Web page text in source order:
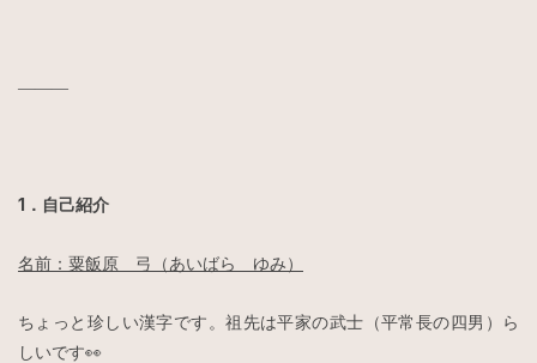
―――
1．自己紹介
名前：粟飯原 弓（あいばら ゆみ）
ちょっと珍しい漢字です。祖先は平家の武士（平常長の四男）ら
しいです👀